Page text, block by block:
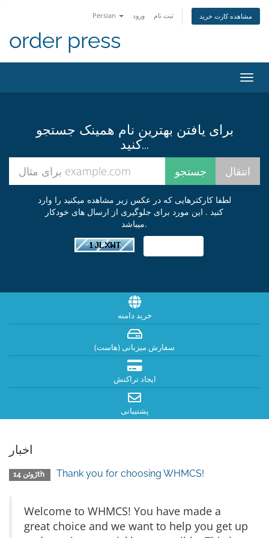
Persian ورود ثبت نام مشاهده کارت خرید
order press
تغییر
برای یافتن بهترین نام همینک جستجو
کنید...
لطفا کارکترهایی که در عکس زیر مشاهده میکنید را وارد
کنید . این مورد برای جلوگیری از ارسال های خودکار
میباشد.
خرید دامنه
سفارش میزبانی (هاست)
ایجاد تراکنش
پشتیبانی
اخبار
ژوئن 14th Thank you for choosing WHMCS!
Welcome to WHMCS! You have made a
great choice and we want to help you get up